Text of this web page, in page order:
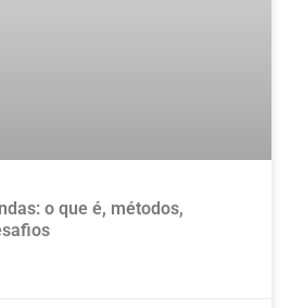
o que é, métodos,